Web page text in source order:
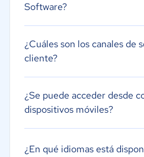
Software?
¿Cuáles son los canales de
cliente?
¿Se puede acceder desde
dispositivos móviles?
¿En qué idiomas está